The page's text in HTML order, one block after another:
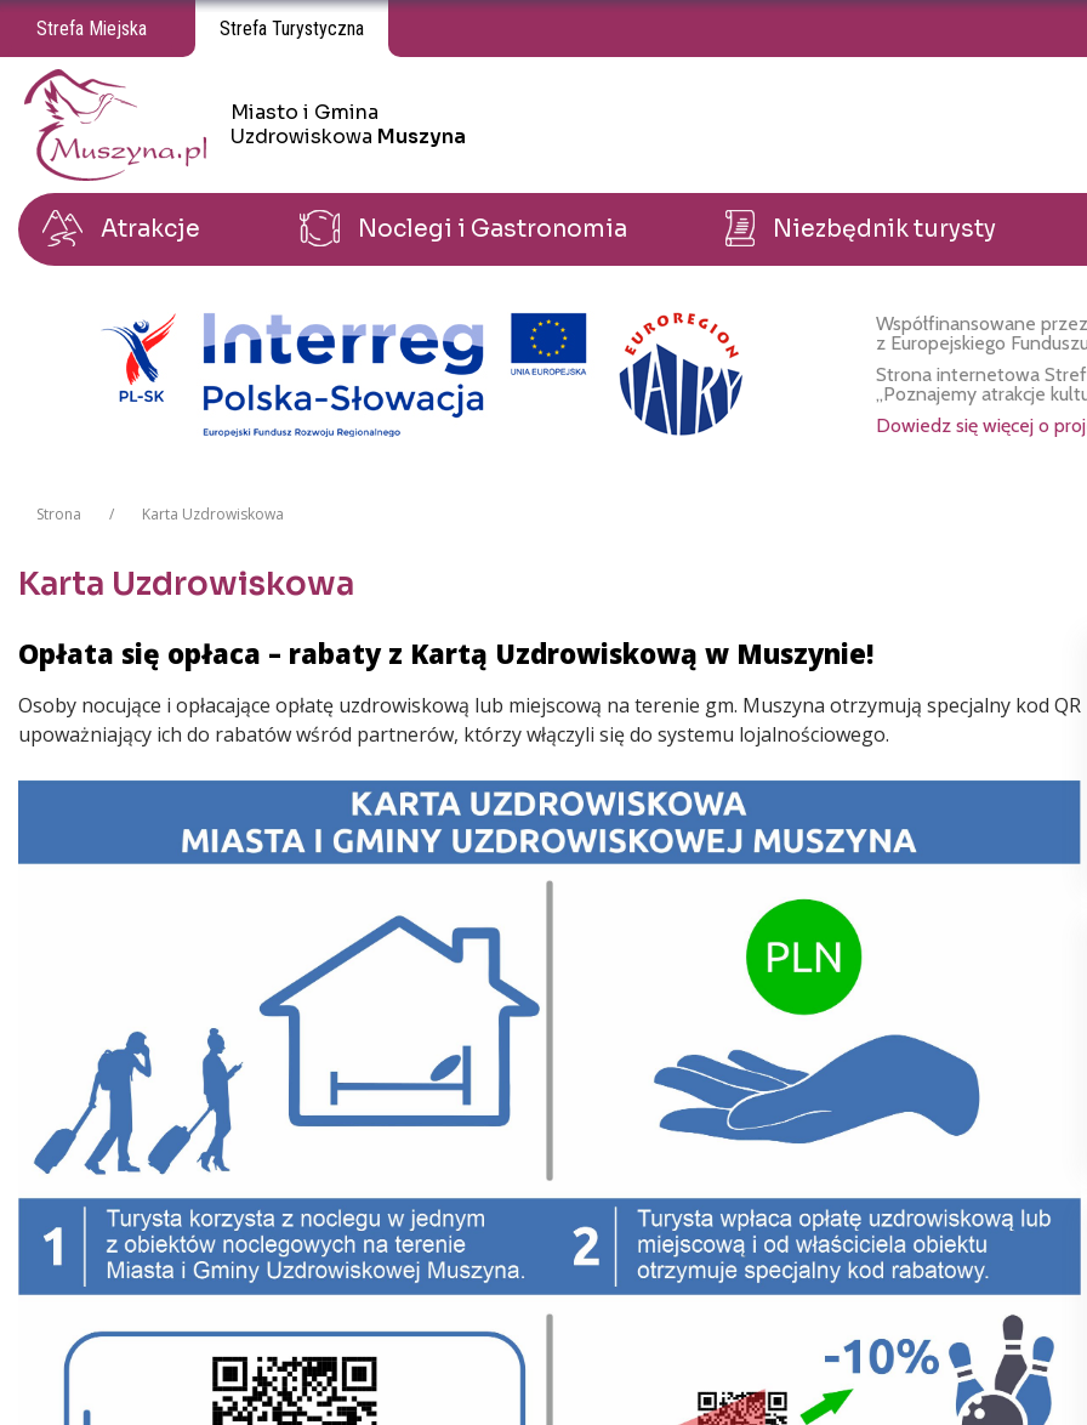
Strefa Miejska Strefa Turystyczna
Miasto i Gmina
Uzdrowiskowa Muszyna
Miasto i Gmina Uzdrowiskowa Muszyna
Atrakcje Noclegi i Gastronomia Niezbędnik turysty
Współfinansowane
z Europejskiego
Strona internetowa
„Poznajemy atrakcje
Dowiedz się więcej o
Strona Karta Uzdrowiskowa
Karta Uzdrowiskowa
Treść
Opłata się opłaca – rabaty z Kartą Uzdrowiskową w Muszynie!
Osoby nocujące i opłacające opłatę uzdrowiskową lub miejscową na terenie gm. Muszyna otrzymują specjalny kod QR
upoważniający ich do rabatów wśród partnerów, którzy włączyli się do systemu lojalnościowego.